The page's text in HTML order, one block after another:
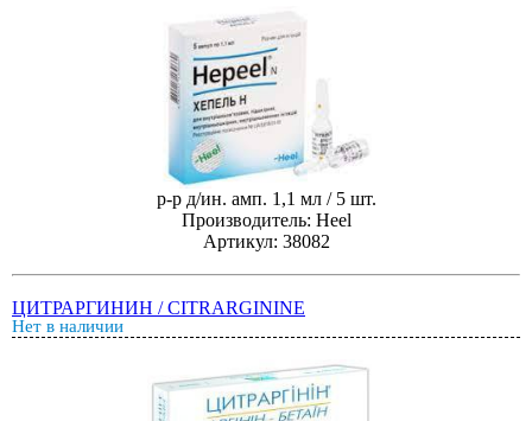
р-р д/ин. амп. 1,1 мл / 5 шт.
Производитель: Heel
Артикул: 38082
ЦИТРАРГИНИН / CITRARGININE
Нет в наличии